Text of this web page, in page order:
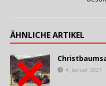
ÄHNLICHE ARTIKEL
4. Januar 2021